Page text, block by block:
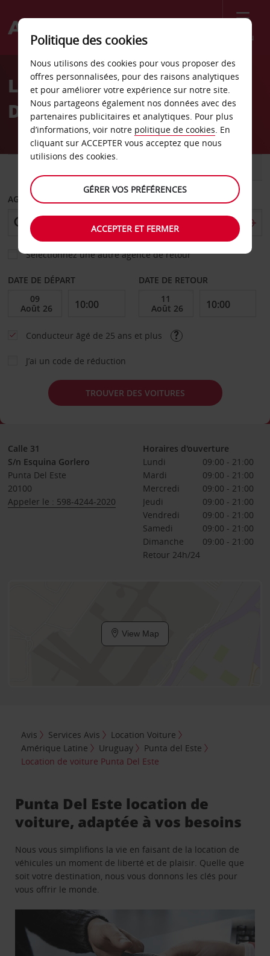
Menu
Welcome
AvisLocation de voiture Punta
Del Este
AGENCE DE DÉPART
Sélectionnez une autre agence de retour
DATE DE DÉPART DATE DE RETOUR
Conducteur âgé de 25 ans et plus
J’ai un code de réduction
TROUVER DES VOITURES
Calle 31
S/n Esquina Gorlero
Punta Del Este
20100
Appeler le : 598-4244-2020
Horaires d'ouverture
Lundi
09:00 - 21:00
Mardi
09:00 - 21:00
Mercredi
09:00 - 21:00
Jeudi
09:00 - 21:00
Vendredi
09:00 - 21:00
Samedi
09:00 - 21:00
Dimanche
09:00 - 21:00
Retour 24h/24
View Map
Avis Services Avis
Location Voiture
Amérique Latine
Uruguay
Punta del Este
Location de voiture Punta Del Este
Punta Del Este location de
voiture, adaptée à vos besoins
Nous vous simplifions la vie en faisant de la location de
véhicules un moment de liberté et de plaisir. Quelle que
soit votre destination, nous vous donnons les clés pour
vous offrir le monde.
Politique des cookies
Nous utilisons des cookies pour vous proposer des
offres personnalisées, pour des raisons analytiques
et pour améliorer votre expérience sur notre site.
Nous partageons également nos données avec des
partenaires publicitaires et analytiques. Pour plus
d’informations, voir notre politique de cookies. En
cliquant sur ACCEPTER vous acceptez que nous
utilisions des cookies.
GÉRER VOS PRÉFÉRENCES
ACCEPTER ET FERMER